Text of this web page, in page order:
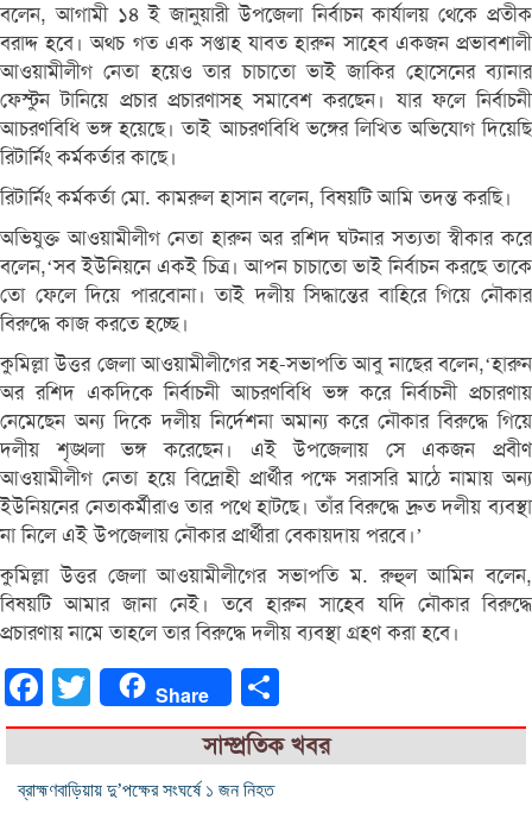
বলেন, আগামী ১৪ ই জানুয়ারী উপজেলা নির্বাচন কার্যালয় থেকে প্রতীক
বরাদ্দ হবে। অথচ গত এক সপ্তাহ যাবত হারুন সাহেব একজন প্রভাবশালী
আওয়ামীলীগ নেতা হয়েও তার চাচাতো ভাই জাকির হোসেনের ব্যানার
ফেস্টুন টানিয়ে প্রচার প্রচারণাসহ সমাবেশ করছেন। যার ফলে নির্বাচনী
আচরণবিধি ভঙ্গ হয়েছে। তাই আচরণবিধি ভঙ্গের লিখিত অভিযোগ দিয়েছি
রিটার্নিং কর্মকর্তার কাছে।
রিটার্নিং কর্মকর্তা মো. কামরুল হাসান বলেন, বিষয়টি আমি তদন্ত করছি।
অভিযুক্ত আওয়ামীলীগ নেতা হারুন অর রশিদ ঘটনার সত্যতা স্বীকার করে
বলেন,‘সব ইউনিয়নে একই চিত্র। আপন চাচাতো ভাই নির্বাচন করছে তাকে
তো ফেলে দিয়ে পারবোনা। তাই দলীয় সিদ্ধান্তের বাহিরে গিয়ে নৌকার
বিরুদ্ধে কাজ করতে হচ্ছে।
কুমিল্লা উত্তর জেলা আওয়ামীলীগের সহ-সভাপতি আবু নাছের বলেন,‘হারুন
অর রশিদ একদিকে নির্বাচনী আচরণবিধি ভঙ্গ করে নির্বাচনী প্রচারণায়
নেমেছেন অন্য দিকে দলীয় নির্দেশনা অমান্য করে নৌকার বিরুদ্ধে গিয়ে
দলীয় শৃঙ্খলা ভঙ্গ করেছেন। এই উপজেলায় সে একজন প্রবীণ
আওয়ামীলীগ নেতা হয়ে বিদ্রোহী প্রার্থীর পক্ষে সরাসরি মাঠে নামায় অন্য
ইউনিয়নের নেতাকর্মীরাও তার পথে হাটছে। তাঁর বিরুদ্ধে দ্রুত দলীয় ব্যবস্থা
না নিলে এই উপজেলায় নৌকার প্রার্থীরা বেকায়দায় পরবে।’
কুমিল্লা উত্তর জেলা আওয়ামীলীগের সভাপতি ম. রুহুল আমিন বলেন,
বিষয়টি আমার জানা নেই। তবে হারুন সাহেব যদি নৌকার বিরুদ্ধে
প্রচারণায় নামে তাহলে তার বিরুদ্ধে দলীয় ব্যবস্থা গ্রহণ করা হবে।
FacebookTwitter Share
সাম্প্রতিক খবর
ব্রাহ্মণবাড়িয়ায় দু’পক্ষের সংঘর্ষে ১ জন নিহত